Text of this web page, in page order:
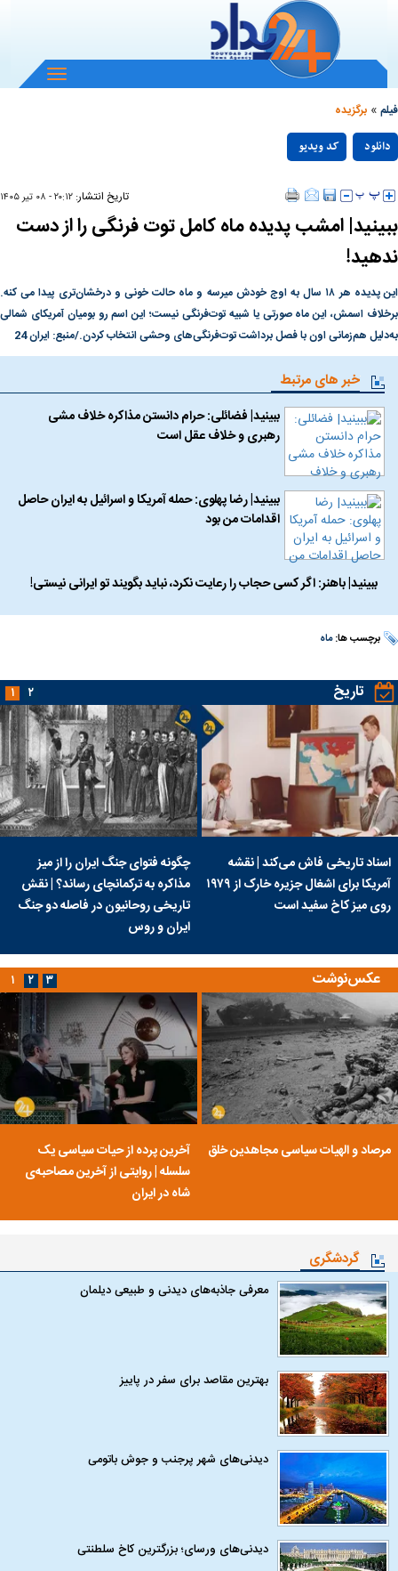
باز
و
فیلم » برگزیده
کد ویدیو دانلود
تاریخ انتشار: ۲۰:۱۲ - ۰۸ تير ۱۴۰۵
ببینید| امشب پدیده ماه کامل توت‌ فرنگی را از دست
ندهید!
این پدیده هر ۱۸ سال به اوج خودش میرسه و ماه حالت خونی و درخشان‌تری پیدا می‌ کنه.
برخلاف اسمش، این ماه صورتی یا شبیه توت‌فرنگی نیست؛ این اسم رو بومیان آمریکای شمالی
به‌دلیل هم‌زمانی اون با فصل برداشت توت‌فرنگی‌های وحشی انتخاب کردن./منبع: ایران 24
خبر های مرتبط
ببینید| فضائلی: حرام دانستن مذاکره خلاف مشی
رهبری و خلاف عقل است
ببینید| رضا پهلوی: حمله آمریکا و اسرائیل به ایران حاصل
اقدامات من بود
ببینید| باهنر: اگر کسی حجاب را رعایت نکرد، نباید بگویند تو ایرانی نیستی!
برچسب ها:ماه
تاریخ
اسناد تاریخی فاش می‌کند | نقشه
آمریکا برای اشغال جزیره خارک از ۱۹۷۹
روی میز کاخ سفید است
چگونه فتوای جنگ ایران را از میز
مذاکره به ترکمانچای رساند؟ | نقش
تاریخی روحانیون در فاصله دو جنگ
ایران و روس
۱ ۲
عکس‌نوشت
مرصاد و الهیات سیاسی مجاهدین خلق
آخرین پرده از حیات سیاسی یک
سلسله | روایتی از آخرین مصاحبه‌ی
شاه در ایران
۱ ۲ ۳
گردشگری
معرفی جاذبه‌های دیدنی و طبیعی دیلمان
بهترین مقاصد برای سفر در پاییز
دیدنی‌های شهر پرجنب و جوش باتومی
دیدنی‌های ورسای؛ بزرگترین کاخ سلطنتی